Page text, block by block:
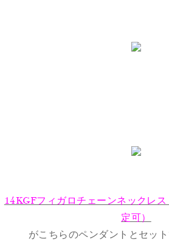
14KGFフィガロチェーンネックレ
定可）
がこちらのペンダントとセッ